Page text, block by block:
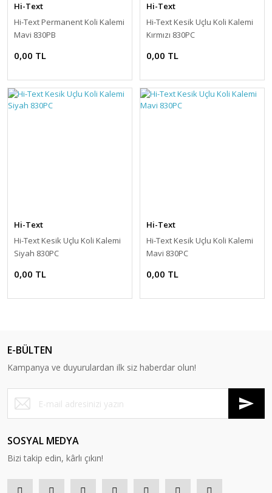
Hi-Text
Hi-Text Permanent Koli Kalemi
Mavi 830PB
0,00 TL
Hi-Text
Hi-Text Kesik Uçlu Koli Kalemi
Kırmızı 830PC
0,00 TL
Hi-Text
Hi-Text Kesik Uçlu Koli Kalemi
Siyah 830PC
0,00 TL
Hi-Text
Hi-Text Kesik Uçlu Koli Kalemi
Mavi 830PC
0,00 TL
E-BÜLTEN
Kampanya ve duyurulardan ilk siz haberdar olun!
SOSYAL MEDYA
Bizi takip edin, kârlı çıkın!